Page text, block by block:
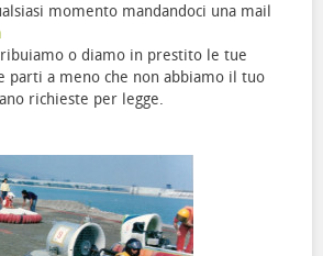
momento mandandoci una mail
o diamo in prestito le tue
parti a meno che non abbiamo il tuo
richieste per legge.